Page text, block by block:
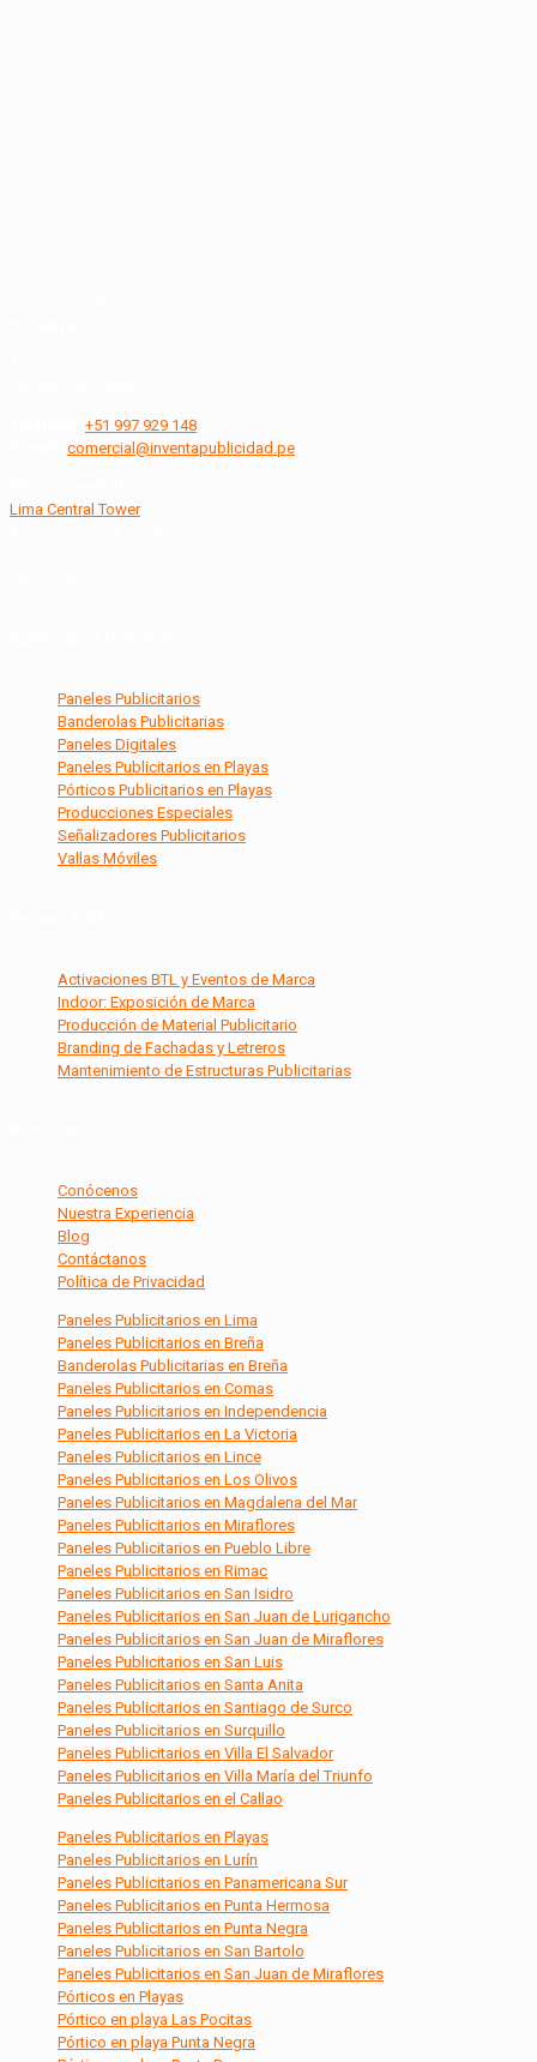
+51 997 929 148
comercial@inventapublicidad.pe
Lima Central Tower
Paneles Publicitarios
Banderolas Publicitarias
Paneles Digitales
Paneles Publicitarios en Playas
Pórticos Publicitarios en Playas
Producciones Especiales
Señalizadores Publicitarios
Vallas Móviles
Activaciones BTL y Eventos de Marca
Indoor: Exposición de Marca
Producción de Material Publicitario
Branding de Fachadas y Letreros
Mantenimiento de Estructuras Publicitarias
Conócenos
Nuestra Experiencia
Blog
Contáctanos
Política de Privacidad
Paneles Publicitarios en Lima
Paneles Publicitarios en Breña
Banderolas Publicitarias en Breña
Paneles Publicitarios en Comas
Paneles Publicitarios en Independencia
Paneles Publicitarios en La Victoria
Paneles Publicitarios en Lince
Paneles Publicitarios en Los Olivos
Paneles Publicitarios en Magdalena del Mar
Paneles Publicitarios en Miraflores
Paneles Publicitarios en Pueblo Libre
Paneles Publicitarios en Rimac
Paneles Publicitarios en San Isidro
Paneles Publicitarios en San Juan de Lurigancho
Paneles Publicitarios en San Juan de Miraflores
Paneles Publicitarios en San Luis
Paneles Publicitarios en Santa Anita
Paneles Publicitarios en Santiago de Surco
Paneles Publicitarios en Surquillo
Paneles Publicitarios en Villa El Salvador
Paneles Publicitarios en Villa María del Triunfo
Paneles Publicitarios en el Callao
Paneles Publicitarios en Playas
Paneles Publicitarios en Lurín
Paneles Publicitarios en Panamericana Sur
Paneles Publicitarios en Punta Hermosa
Paneles Publicitarios en Punta Negra
Paneles Publicitarios en San Bartolo
Paneles Publicitarios en San Juan de Miraflores
Pórticos en Playas
Pórtico en playa Las Pocitas
Pórtico en playa Punta Negra